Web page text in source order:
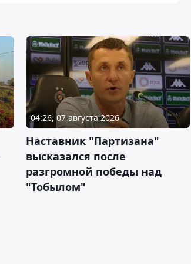
04:26, 07 августа 2026
Наставник "Партизана"
высказался после
разгромной победы над
"Тобылом"